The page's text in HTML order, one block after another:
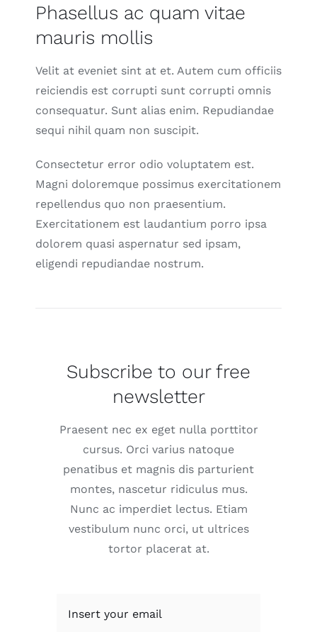
Phasellus ac quam vitae
mauris mollis
Velit at eveniet sint at et. Autem cum officiis
reiciendis est corrupti sunt corrupti omnis
consequatur. Sunt alias enim. Repudiandae
sequi nihil quam non suscipit.
Consectetur error odio voluptatem est.
Magni doloremque possimus exercitationem
repellendus quo non praesentium.
Exercitationem est laudantium porro ipsa
dolorem quasi aspernatur sed ipsam,
eligendi repudiandae nostrum.
Subscribe to our free
newsletter
Praesent nec ex eget nulla porttitor
cursus. Orci varius natoque
penatibus et magnis dis parturient
montes, nascetur ridiculus mus.
Nunc ac imperdiet lectus. Etiam
vestibulum nunc orci, ut ultrices
tortor placerat at.